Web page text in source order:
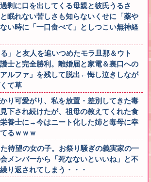
剰に口を出してくる母親と彼氏うるさ
眠れない苦しさも知らないくせに「薬や
い時に「一口食べて」としつこい無神経
る」と友人を追いつめたモラ旦那＆ウト
士と完全勝利。離婚届と家電＆裏口への
アルファ」を残して脱出←悔し泣きしなが
て草
り可愛がり、私を放置・差別してきた毒
下され続けたが、祖母の教えてくれた食
養士に→今はニート化した姉と毒母に幸
るｗｗｗ
待望の女の子。お祭り騒ぎの義実家の一
メンバーから「死なないといいね」と不
り返されてしまう・・・